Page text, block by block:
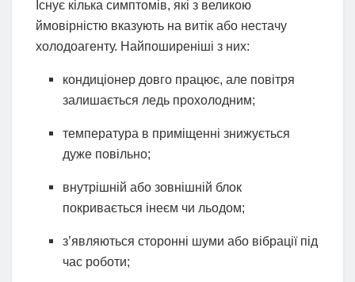
Існує кілька симптомів, які з великою
ймовірністю вказують на витік або нестачу
холодоагенту. Найпоширеніші з них:
кондиціонер довго працює, але повітря
залишається ледь прохолодним;
температура в приміщенні знижується
дуже повільно;
внутрішній або зовнішній блок
покривається інеєм чи льодом;
з’являються сторонні шуми або вібрації під
час роботи;